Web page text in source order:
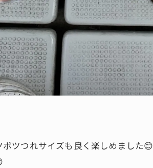
ツつれサイズも良く楽しめました😊